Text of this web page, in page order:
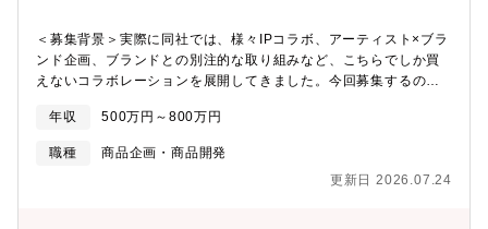
ンバーの一員として、会社づくりにも携われる【同社について】
超有名化粧品会社を一代で優良大企業に育て上げた会長がその経
営手腕と潤沢な資金を生かして新たに立ち上げた総合通販事業の
を適正な価格で皆さまにお届けしたい。」そんな思いで、総合通
＜募集背景＞実際に同社では、様々IPコラボ、アーティスト×ブラ
ンド企画、ブランドとの別注的な取り組みなど、こちらでしか買
えないコラボレーションを展開してきました。今回募集するの
ン です。次に伸びる鍵は、購入する「探しに来る場所」へ進化さ
せることです。そのために私たちが向き合うのは、単発でバズを
取るだけではなく、“好き”の入口を磨いて、コアユーザーを増やし
購入やリピートに繋げること。必要なのは、テクニカルな巧さよ
年収 500万円～800万円
職種
商品企画・商品開発
更新日 2026.07.24